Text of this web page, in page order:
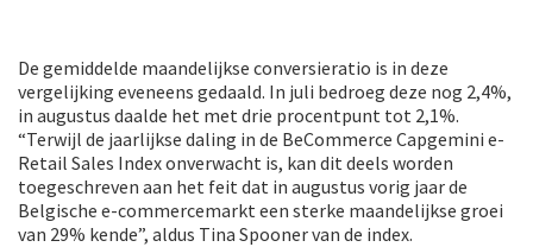
De gemiddelde maandelijkse conversieratio is in deze
vergelijking eveneens gedaald. In juli bedroeg deze nog 2,4%,
in augustus daalde het met drie procentpunt tot 2,1%.
“Terwijl de jaarlijkse daling in de BeCommerce Capgemini e-
Retail Sales Index onverwacht is, kan dit deels worden
toegeschreven aan het feit dat in augustus vorig jaar de
Belgische e-commercemarkt een sterke maandelijkse groei
van 29% kende”, aldus Tina Spooner van de index.